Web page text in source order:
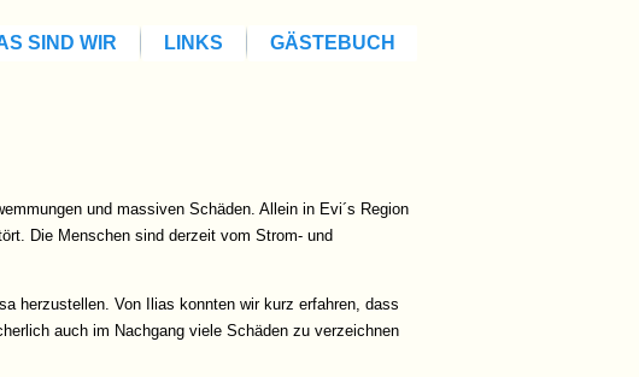
SIND WIR LINKS GÄSTEBUCH
und massiven Schäden. Allein in Evi´s Region
Die Menschen sind derzeit vom Strom- und
herzustellen. Von Ilias konnten wir kurz erfahren, dass
auch im Nachgang viele Schäden zu verzeichnen